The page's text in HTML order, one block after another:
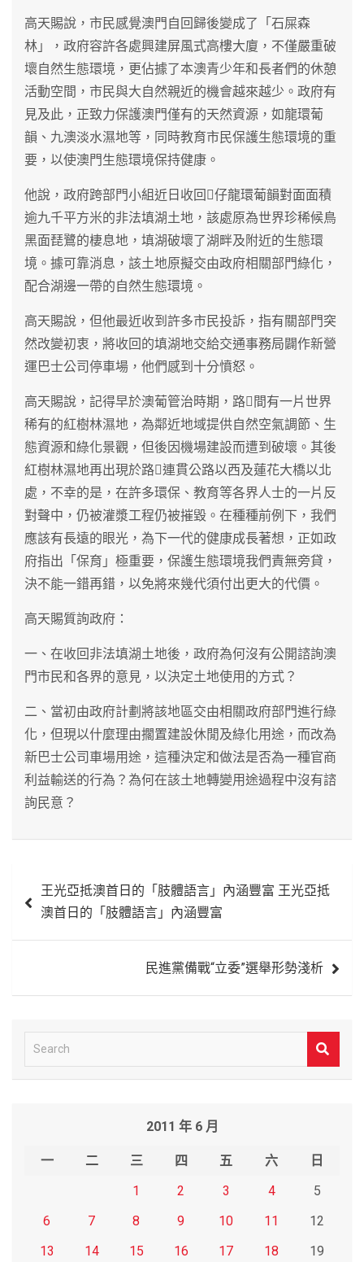
高天賜說，市民感覺澳門自回歸後變成了「石屎森
林」，政府容許各處興建屏風式高樓大廈，不僅嚴重破
壞自然生態環境，更佔據了本澳青少年和長者們的休憩
活動空間，市民與大自然親近的機會越來越少。政府有
見及此，正致力保護澳門僅有的天然資源，如龍環葡
韻、九澳淡水濕地等，同時教育市民保護生態環境的重
要，以使澳門生態環境保持健康。
他說，政府跨部門小組近日收回仔龍環葡韻對面面積
逾九千平方米的非法填湖土地，該處原為世界珍稀候鳥
黑面琵鷺的棲息地，填湖破壞了湖畔及附近的生態環
境。據可靠消息，該土地原擬交由政府相關部門綠化，
配合湖邊一帶的自然生態環境。
高天賜說，但他最近收到許多市民投訴，指有關部門突
然改變初衷，將收回的填湖地交給交通事務局闢作新營
運巴士公司停車場，他們感到十分憤怒。
高天賜說，記得早於澳葡管治時期，路間有一片世界
稀有的紅樹林濕地，為鄰近地域提供自然空氣調節、生
態資源和綠化景觀，但後因機場建設而遭到破壞。其後
紅樹林濕地再出現於路連貫公路以西及蓮花大橋以北
處，不幸的是，在許多環保、教育等各界人士的一片反
對聲中，仍被灌漿工程仍被摧毀。在種種前例下，我們
應該有長遠的眼光，為下一代的健康成長著想，正如政
府指出「保育」極重要，保護生態環境我們責無旁貸，
決不能一錯再錯，以免將來幾代須付出更大的代價。
高天賜質詢政府：
一、在收回非法填湖土地後，政府為何沒有公開諮詢澳
門市民和各界的意見，以決定土地使用的方式？
二、當初由政府計劃將該地區交由相關政府部門進行綠
化，但現以什麼理由擱置建設休閒及綠化用途，而改為
新巴士公司車場用途，這種決定和做法是否為一種官商
利益輸送的行為？為何在該土地轉變用途過程中沒有諮
詢民意？
章
王光亞抵澳首日的「肢體語言」內涵豐富 王光亞抵
澳首日的「肢體語言」內涵豐富
民進黨備戰“立委”選舉形勢淺析
e
2011 年 6 月
一 二 三 四 五 六
日
1
2 3 4
5
6
7 8 9 10 11
12
13
14 15 16 17 18 19